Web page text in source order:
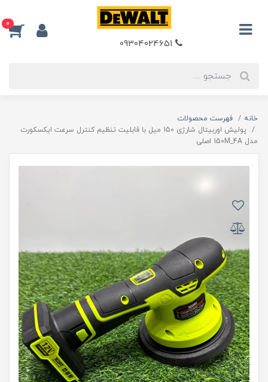
0
خانه
فهرست محصولات
پولیش اوربیتال شارژی 150 میل با قابلیت تنظیم کنترل سرعت ایکسکورت
مدل 150M_4A اصلی